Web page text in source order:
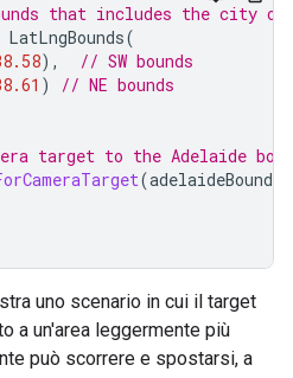
that includes the city
LatLngBounds(
),
// SW bounds
)
// NE bounds
target to the Adelaide
(adelaideBounds
uno scenario in cui il target
a un'area leggermente più
può scorrere e spostarsi, a